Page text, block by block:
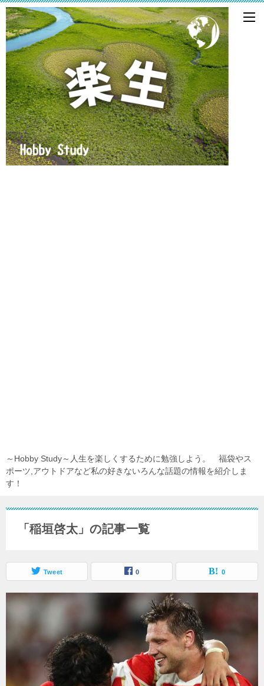
～Hobby Study～人生を楽しくするために勉強しよう。 福袋やス
ポーツ,アウトドアなど私の好きないろんな話題の情報を紹介しま
す！
「稲垣啓太」の記事一覧
Tweet 0 0